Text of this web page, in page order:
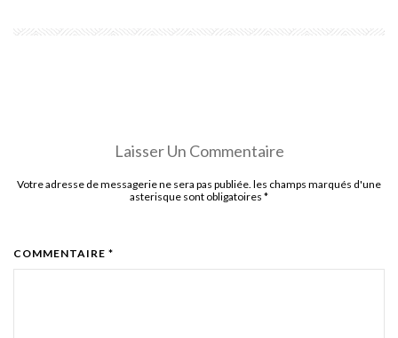
Laisser Un Commentaire
Votre adresse de messagerie ne sera pas publiée. les champs marqués d'une
asterisque sont obligatoires *
COMMENTAIRE *